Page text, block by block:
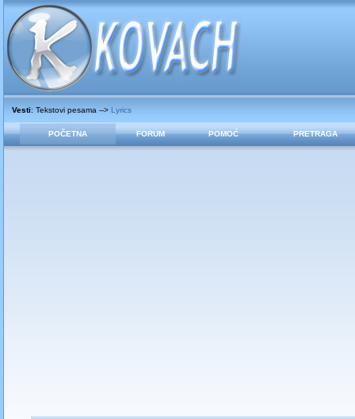
Vesti: Tekstovi pesama --> Lyrics
POČETNA FORUM POMOĆ PRETRAGA